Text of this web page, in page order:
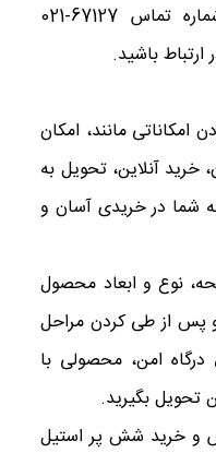
رایگان از طریق سایت و یا شماره تماس 67127-021
باشید.
امکاناتی مانند، امکان
خرید آنلاین، تحویل به
شما در خریدی آسان و
نوع و ابعاد محصول
و پس از طی کردن مراحل
امن، محصولی با
تحویل بگیرید.
و خرید شش پر استیل